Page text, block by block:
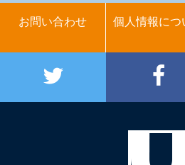
お問い合わせ 個人情報につ